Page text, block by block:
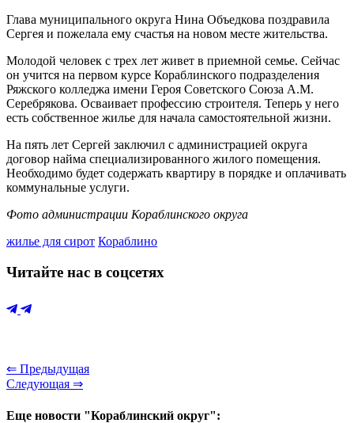
Глава муниципального округа Нина Объедкова поздравила
Сергея и пожелала ему счастья на новом месте жительства.
Молодой человек с трех лет живет в приемной семье. Сейчас
он учится на первом курсе Кораблинского подразделения
Ряжского колледжа имени Героя Советского Союза А.М.
Серебрякова. Осваивает профессию строителя. Теперь у него
есть собственное жилье для начала самостоятельной жизни.
На пять лет Сергей заключил с администрацией округа
договор найма специализированного жилого помещения.
Необходимо будет содержать квартиру в порядке и оплачивать
коммунальные услуги.
Фото администрации Кораблинского округа
жилье для сирот Кораблино
Читайте нас в соцсетях
⇐ Предыдущая
Следующая ⇒
Еще новости "Кораблинский округ":